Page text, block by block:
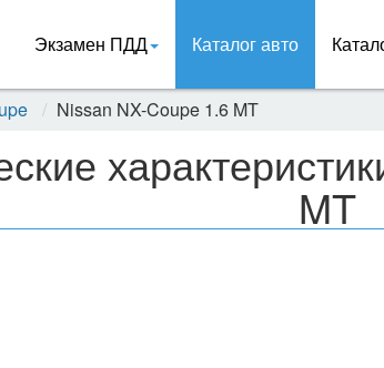
Экзамен ПДД Каталог авто
Nissan NX-Coupe 1.6 MT
MT